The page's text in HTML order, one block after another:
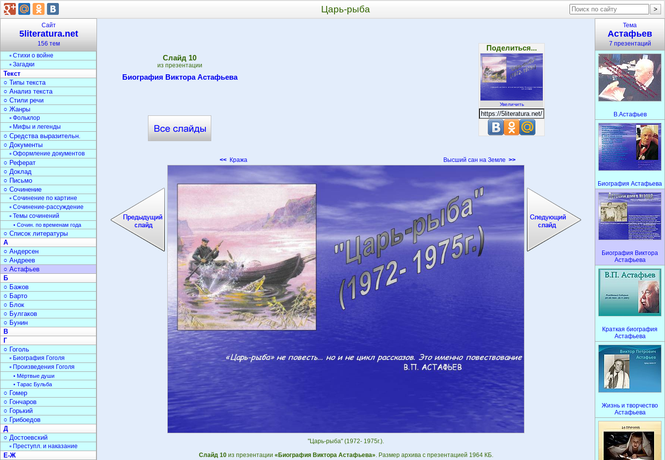
Царь-рыба
Cлайд 10
из презентации
Биография Виктора Астафьева
Поделиться...
Увеличить
<< Кража Высший сан на Земле >>
"Царь-рыба" (1972- 1975г.).
Слайд 10из презентации «Биография Виктора Астафьева». Размер архива с презентацией 1964 КБ.
Сайт
5literatura.net
156 тем
○ Игры по сказкам
○ Викторина по сказкам
Поэзия
○ Поэты
○ Стихи
▫ Стихи о природе
▫ Стихи о войне
▫ Загадки
Текст
○ Типы текста
○ Анализ текста
○ Стили речи
○ Жанры
▫ Фольклор
▫ Мифы и легенды
○ Средства выразительн.
○ Документы
▫ Оформление документов
○ Реферат
○ Доклад
○ Письмо
○ Сочинение
▫ Сочинение по картине
▫ Сочинение-рассуждение
▫ Темы сочинений
• Сочин. по временам года
○ Список литературы
А
○ Андерсен
○ Андреев
○ Астафьев
Б
○ Бажов
○ Барто
○ Блок
○ Булгаков
○ Бунин
В
Г
○ Гоголь
▫ Биография Гоголя
▫ Произведения Гоголя
• Мёртвые души
• Тарас Бульба
○ Гомер
○ Гончаров
○ Горький
○ Грибоедов
Д
○ Достоевский
▫ Преступл. и наказание
Е-Ж
Тема
Астафьев
7 презентаций
В.Астафьев
Биография Астафьева
Биография Виктора
Астафьева
Краткая биография
Астафьева
Жизнь и творчество
Астафьева